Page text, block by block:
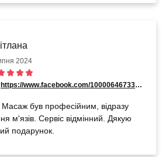
2024
https://www.facebook.com/100006467337117
був професійним, відразу
м'язів. Сервіс відмінний. Дякую
подарунок.